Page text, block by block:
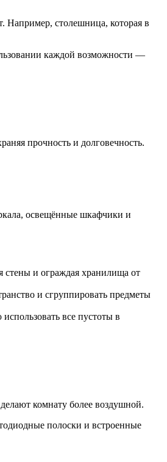
столешница, которая в
каждой возможности —
прочность и долговечность.
освещённые шкафчики и
стены и ограждая хранилища от
и сгруппировать предметы
все пустоты в
комнату более воздушной.
полоски и встроенные